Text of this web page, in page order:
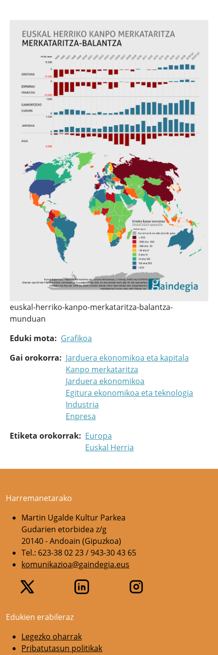
euskal-herriko-kanpo-merkataritza-balantza-
munduan
Eduki mota
Grafikoa
Gai orokorra
Jarduera ekonomikoa eta kapitala
Kanpo merkataritza
Jarduera ekonomikoa
Egitura ekonomikoa eta teknologia
Industria
Enpresa
Etiketa orokorrak
Europa
Euskal Herria
Harremanetarako
Martin Ugalde Kultur Parkea
Gudarien etorbidea z/g
20140 - Andoain (Gipuzkoa)
Tel.: 623-38 02 23 / 943-30 43 65
komunikazioa@gaindegia.eus
Edukien erabileraz
Legezko oharrak
Pribatutasun politikak